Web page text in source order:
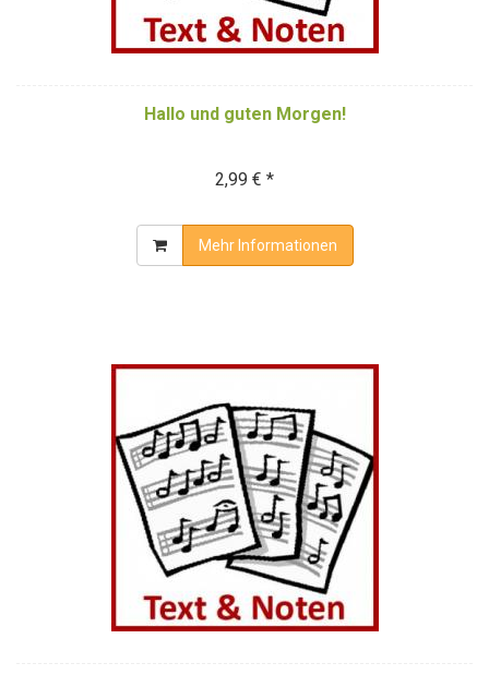
Hallo und guten Morgen!
2,99 € *
Mehr Informationen